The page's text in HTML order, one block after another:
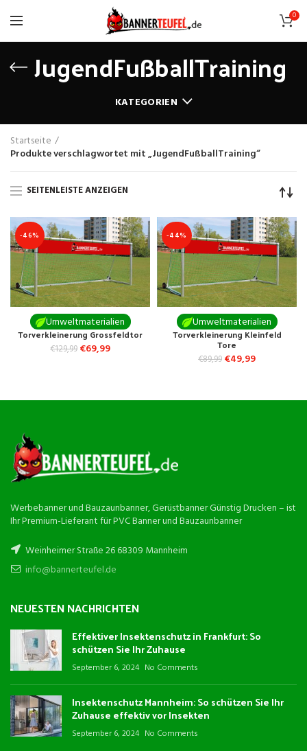
0
JugendFußballTraining
KATEGORIEN
Startseite
Produkte verschlagwortet mit „JugendFußballTraining“
SEITENLEISTE ANZEIGEN
-46%
Umweltmaterialien
Torverkleinerung Grossfeldtor
€129,99 €69,99
-44%
Umweltmaterialien
Torverkleinerung Kleinfeld
Tore
€89,99 €49,99
Werbebanner und Bauzaunbanner, Gerüstbanner Günstig Drucken – ist
Ihr Premium-Lieferant für PVC Banner und Bauzaunbanner
Weinheimer Straße 26 68309 Mannheim
info@bannerteufel.de
NEUESTEN NACHRICHTEN
Effektiver Insektenschutz in Frankfurt: So
schützen Sie Ihr Zuhause
September 6, 2024 No Comments
Insektenschutz Mannheim: So schützen Sie Ihr
Zuhause effektiv vor Insekten
September 6, 2024 No Comments